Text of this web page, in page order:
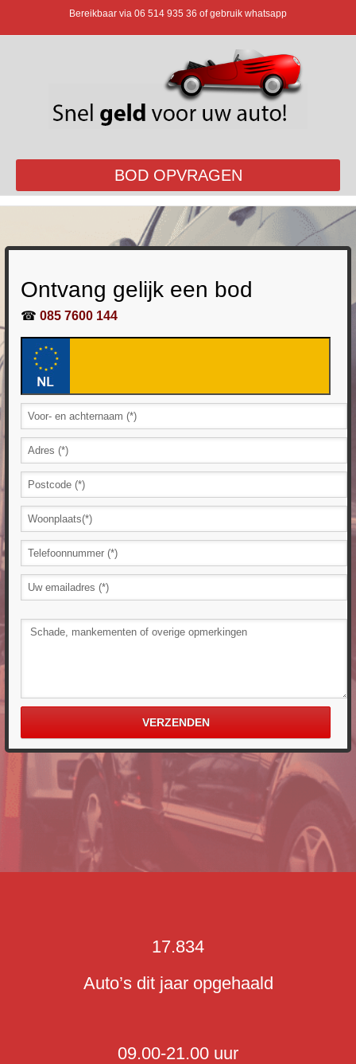
Bereikbaar via 06 514 935 36 of gebruik whatsapp
BOD OPVRAGEN
Ontvang gelijk een bod
☎ 085 7600 144
17.834
Auto’s dit jaar opgehaald
09.00-21.00 uur